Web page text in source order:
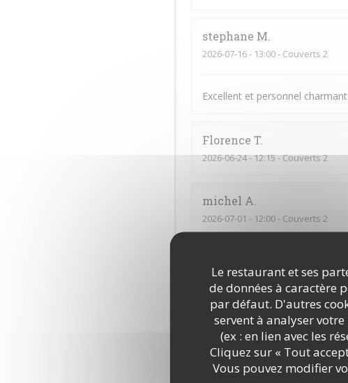
Le restaurant et ses
de données à caractère
par défaut. D'autres
servent à analyser
(ex : en lien avec les
Cliquez sur « Tout
Vous pouvez modifier
stephane M
2026-07-16- 13:00 - Couverts 2
Excellent et personnel
Florence T
2026-06-24- 12:15 - Couverts 2
michel A
2026-07-01 - 12:00 - Couverts 2
EmileS
2026-06-15- 21:00 - Couverts 3
Tout